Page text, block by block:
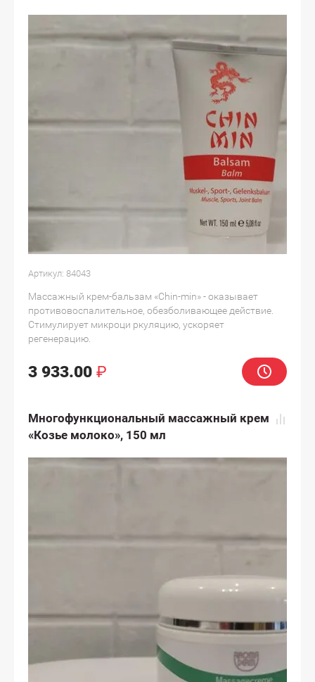
Артикул: 84043
Массажный крем-бальзам «Chin-min» - оказывает
противовоспалительное, обезболивающее действие.
Стимулирует микроци ркуляцию, ускоряет
регенерацию.
3 933.00 ₽
Многофункциональный массажный крем
«Козье молоко», 150 мл